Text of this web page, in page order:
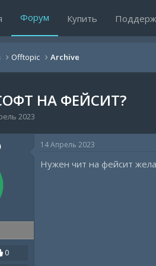
Форум Купить
Offtopic Archive
НА ФЕЙСИТ?
2023
0
14 Апрель 2023
Нужен чит на фейсит